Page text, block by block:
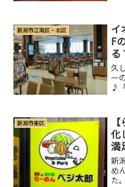
新潟市江南区・北区
イ
F
る
久
ー
♪
新潟市東区
化
満
新
め
た